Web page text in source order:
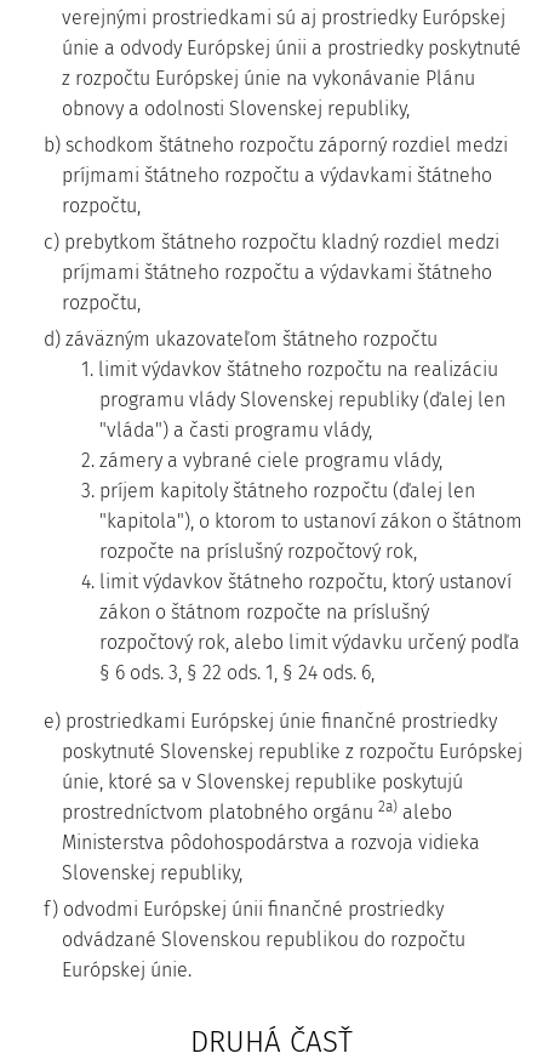
verejnými prostriedkami sú aj prostriedky Európskej
únie a odvody Európskej únii a prostriedky poskytnuté
z rozpočtu Európskej únie na vykonávanie Plánu
obnovy a odolnosti Slovenskej republiky,
b) schodkom štátneho rozpočtu záporný rozdiel medzi
príjmami štátneho rozpočtu a výdavkami štátneho
rozpočtu,
c) prebytkom štátneho rozpočtu kladný rozdiel medzi
príjmami štátneho rozpočtu a výdavkami štátneho
rozpočtu,
d) záväzným ukazovateľom štátneho rozpočtu
1. limit výdavkov štátneho rozpočtu na realizáciu
programu vlády Slovenskej republiky (ďalej len
"vláda") a časti programu vlády,
2. zámery a vybrané ciele programu vlády,
3. príjem kapitoly štátneho rozpočtu (ďalej len
"kapitola"), o ktorom to ustanoví zákon o štátnom
rozpočte na príslušný rozpočtový rok,
4. limit výdavkov štátneho rozpočtu, ktorý ustanoví
zákon o štátnom rozpočte na príslušný
rozpočtový rok, alebo limit výdavku určený podľa
§ 6 ods. 3, § 22 ods. 1, § 24 ods. 6,
e) prostriedkami Európskej únie finančné prostriedky
poskytnuté Slovenskej republike z rozpočtu Európskej
únie, ktoré sa v Slovenskej republike poskytujú
prostredníctvom platobného orgánu 2a) alebo
Ministerstva pôdohospodárstva a rozvoja vidieka
Slovenskej republiky,
f) odvodmi Európskej únii finančné prostriedky
odvádzané Slovenskou republikou do rozpočtu
Európskej únie.
DRUHÁ ČASŤ